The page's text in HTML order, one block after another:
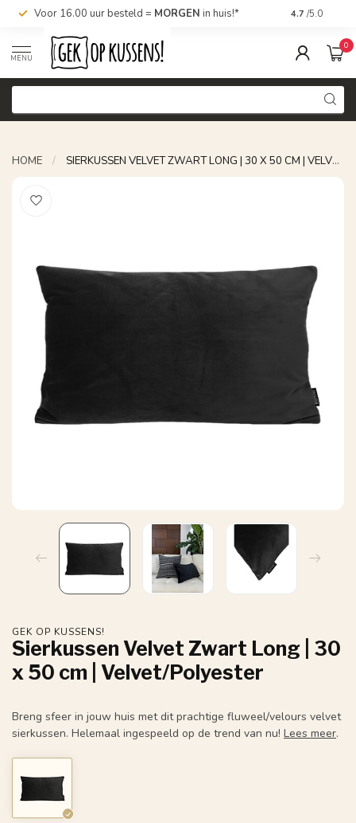
Voor 16.00 uur besteld = MORGEN in huis!* Nu bestellen,
4.7 /5.0
MENU
0
HOME / SIERKUSSEN VELVET ZWART LONG | 30 X 50 CM | VELVET/POLYESTER
GEK OP KUSSENS!
Sierkussen Velvet Zwart Long | 30
x 50 cm | Velvet/Polyester
Breng sfeer in jouw huis met dit prachtige fluweel/velours velvet
sierkussen. Helemaal ingespeeld op de trend van nu! Lees meer.